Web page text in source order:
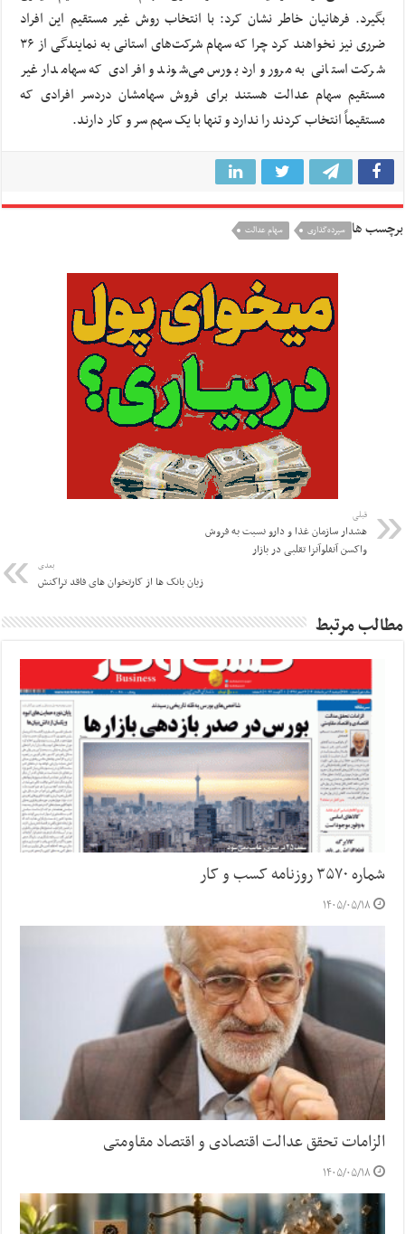
بگیرد. فرهانیان خاطر نشان کرد: با انتخاب روش غیر مستقیم این افراد
ضرری نیز نخواهند کرد چرا که سهام شرکت‌های استانی به نمایندگی از ۳۶
شرکت استانی به مرور وارد بورس می‌شوند و افرادی که سهامدار غیر
مستقیم سهام عدالت هستند برای فروش سهامشان دردسر افرادی که
مستقیماً انتخاب کردند را ندارد و تنها با یک سهم سر و کار دارند.
برچسب ها سپرده‌گذاری سهام عدالت
قبلی
هشدار سازمان غذا و دارو نسبت به فروش
واکسن‌ آنفلوآنزا تقلبی در بازار
بعدی
زیان بانک ها از کارتخوان های فاقد تراکنش
مطالب مرتبط
شماره ۳۵۷۰ روزنامه کسب و کار
۱۴۰۵/۰۵/۱۸
الزامات تحقق عدالت اقتصادی و اقتصاد مقاومتی
۱۴۰۵/۰۵/۱۸